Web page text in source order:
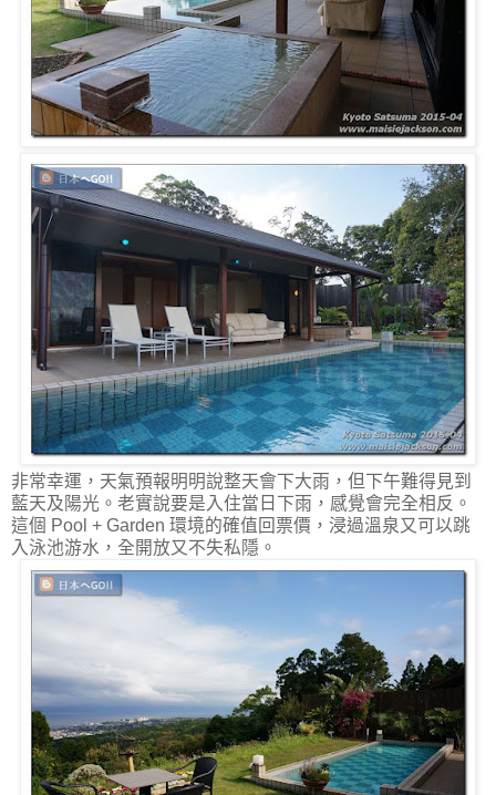
非常幸運，天氣預報明明說整天會下大雨，但下午難得見到
藍天及陽光。老實說要是入住當日下雨，感覺會完全相反。
這個 Pool + Garden 環境的確值回票價，浸過溫泉又可以跳
入泳池游水，全開放又不失私隱。